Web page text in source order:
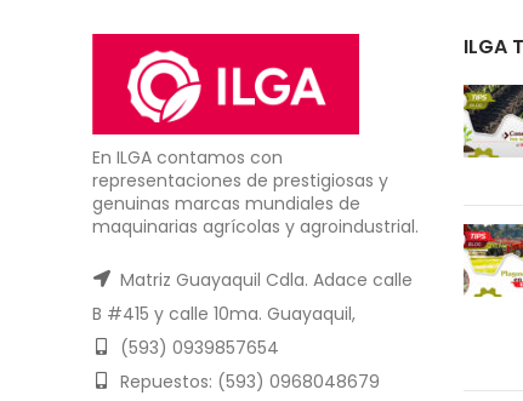
En ILGA contamos con
representaciones de prestigiosas y
genuinas marcas mundiales de
maquinarias agrícolas y agroindustrial.
Matriz Guayaquil Cdla. Adace calle
B #415 y calle 10ma. Guayaquil,
(593) 0939857654
Repuestos: (593) 0968048679
ILGA